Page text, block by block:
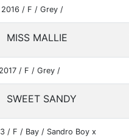
2016 / F / Grey /
MISS MALLIE
/ F / Grey /
SWEET SANDY
/ F / Bay / Sandro Boy x